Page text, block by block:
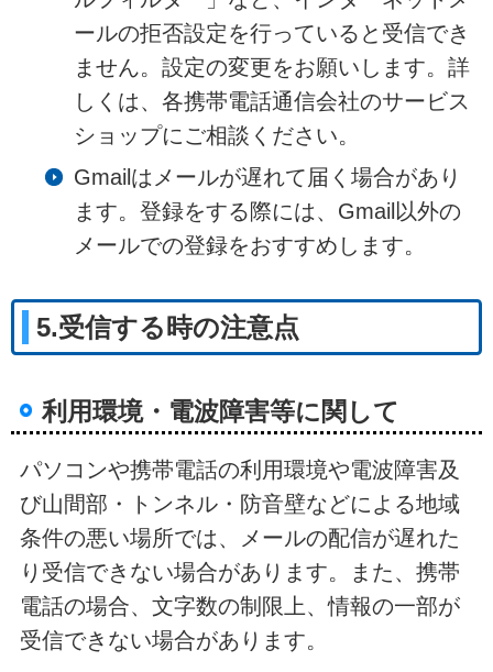
ールの拒否設定を行っていると受信でき
ません。設定の変更をお願いします。詳
しくは、各携帯電話通信会社のサービス
ショップにご相談ください。
Gmailはメールが遅れて届く場合があり
ます。登録をする際には、Gmail以外の
メールでの登録をおすすめします。
5.受信する時の注意点
利用環境・電波障害等に関して
パソコンや携帯電話の利用環境や電波障害及
び山間部・トンネル・防音壁などによる地域
条件の悪い場所では、メールの配信が遅れた
り受信できない場合があります。また、携帯
電話の場合、文字数の制限上、情報の一部が
受信できない場合があります。